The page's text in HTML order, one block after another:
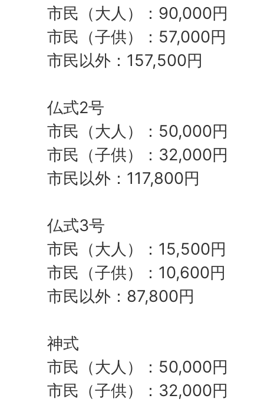
市民（大人）：90,000円
市民（子供）：57,000円
市民以外：157,500円
仏式2号
市民（大人）：50,000円
市民（子供）：32,000円
市民以外：117,800円
仏式3号
市民（大人）：15,500円
市民（子供）：10,600円
市民以外：87,800円
神式
市民（大人）：50,000円
市民（子供）：32,000円